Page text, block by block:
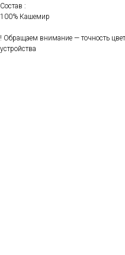
Состав :
100% Кашемир
! Обращаем внимание — точность
устройства